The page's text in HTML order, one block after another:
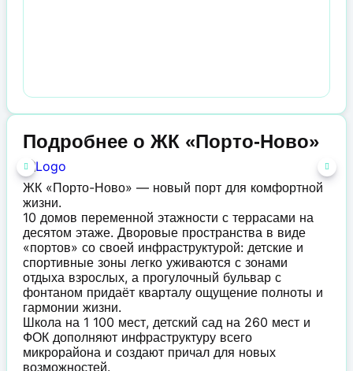
Подробнее о ЖК «Порто-Ново»
ЖК «Порто-Ново» — новый порт для комфортной
жизни.
10 домов переменной этажности с террасами на
десятом этаже. Дворовые пространства в виде
«портов» со своей инфраструктурой: детские и
спортивные зоны легко уживаются с зонами
отдыха взрослых, а прогулочный бульвар с
фонтаном придаёт кварталу ощущение полноты и
гармонии жизни.
Школа на 1 100 мест, детский сад на 260 мест и
ФОК дополняют инфраструктуру всего
микрорайона и создают причал для новых
возможностей.